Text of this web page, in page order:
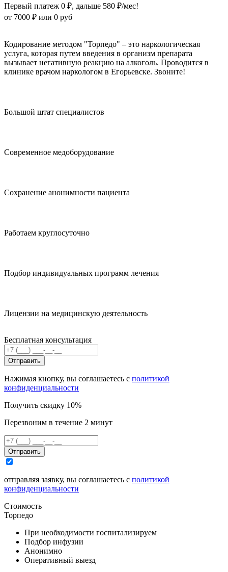
Первый платеж 0 ₽, дальше 580 ₽/мес!
от 7000 ₽ или 0 руб
Кодирование методом "Торпедо" – это наркологическая
услуга, которая путем введения в организм препарата
вызывает негативную реакцию на алкоголь. Проводится в
клинике врачом наркологом в Егорьевске. Звоните!
Большой штат специалистов
Современное медоборудование
Сохранение анонимности пациента
Работаем круглосуточно
Подбор индивидуальных программ лечения
Лицензии на медицинскую деятельность
Бесплатная консультация
Отправить
Нажимая кнопку, вы соглашаетесь с политикой
конфиденциальности
Получить скидку 10%
Перезвоним в течение 2 минут
Отправить
отправляя заявку, вы соглашаетесь с политикой
конфиденциальности
Стоимость
Торпедо
При необходимости госпитализируем
Подбор инфузии
Анонимно
Оперативный выезд